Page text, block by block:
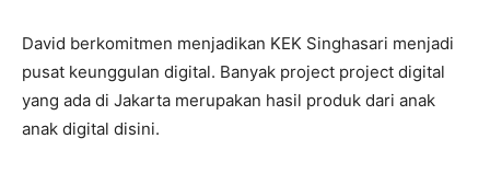
David berkomitmen menjadikan KEK Singhasari menjadi
pusat keunggulan digital. Banyak project project digital
yang ada di Jakarta merupakan hasil produk dari anak
anak digital disini.